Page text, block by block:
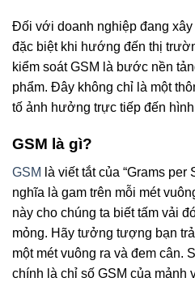
Đối với doanh nghiệp đang
đặc biệt khi hướng đến thị
kiểm soát GSM là bước nền
phẩm. Đây không chỉ là một
tố ảnh hưởng trực tiếp đến
GSM là gì?
GSM là viết tắt của “Grams per
nghĩa là gam trên mỗi mét
này cho chúng ta biết tấm vải
mỏng. Hãy tưởng tượng bạn
một mét vuông ra và đem cân.
chính là chỉ số GSM của mảnh